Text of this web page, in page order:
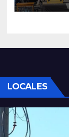
LOCALES